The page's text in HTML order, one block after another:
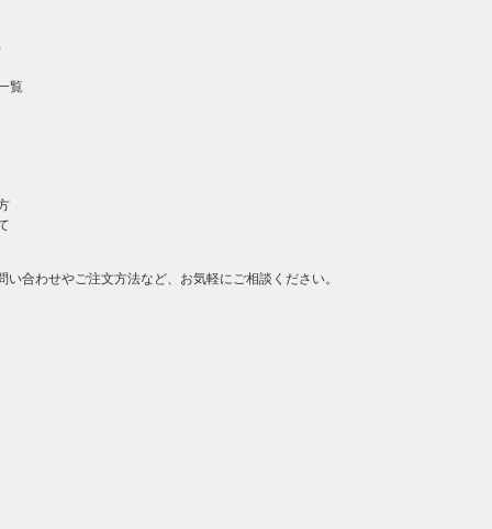
覧
い合わせやご注文方法など、お気軽にご相談ください。